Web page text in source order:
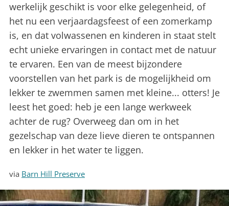
werkelijk geschikt is voor elke gelegenheid, of
het nu een verjaardagsfeest of een zomerkamp
is, en dat volwassenen en kinderen in staat stelt
echt unieke ervaringen in contact met de natuur
te ervaren. Een van de meest bijzondere
voorstellen van het park is de mogelijkheid om
lekker te zwemmen samen met kleine... otters! Je
leest het goed: heb je een lange werkweek
achter de rug? Overweeg dan om in het
gezelschap van deze lieve dieren te ontspannen
en lekker in het water te liggen.
via Barn Hill Preserve